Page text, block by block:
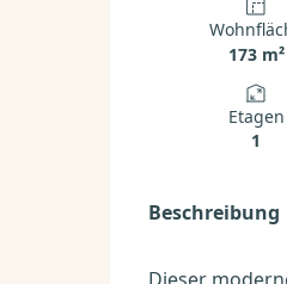
173 m²
Etagen
1
Beschreibung